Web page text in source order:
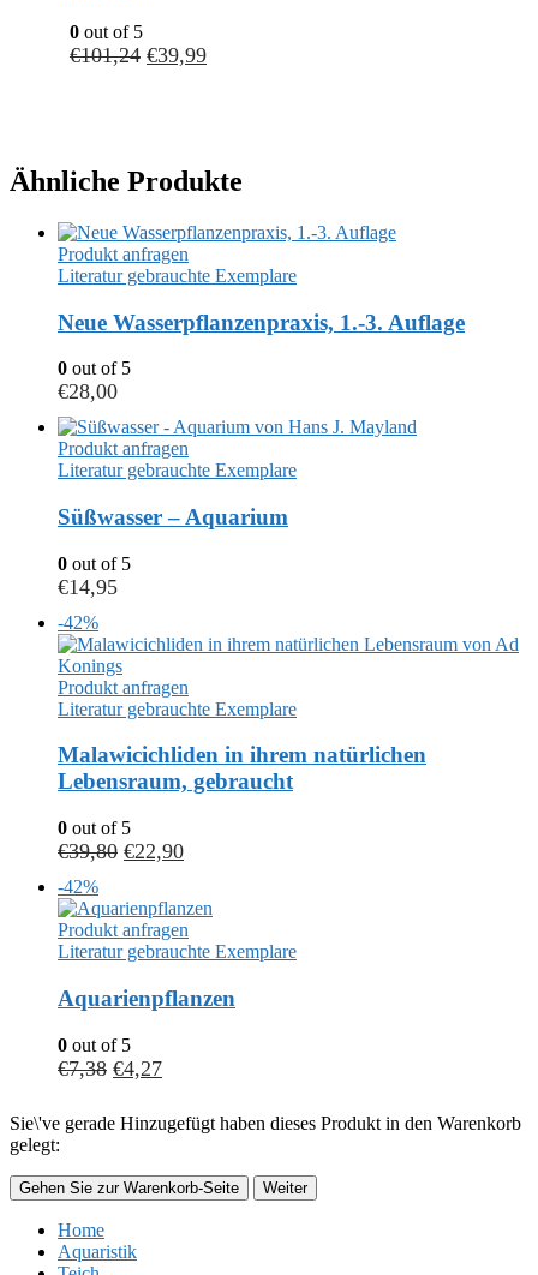
0 out of 5
€101,24 €39,99
Ähnliche Produkte
Produkt anfragen
Literatur gebrauchte Exemplare
Neue Wasserpflanzenpraxis, 1.-3. Auflage
0 out of 5
€28,00
Produkt anfragen
Literatur gebrauchte Exemplare
Süßwasser – Aquarium
0 out of 5
€14,95
-42%
Produkt anfragen
Literatur gebrauchte Exemplare
Malawicichliden in ihrem natürlichen
Lebensraum, gebraucht
0 out of 5
€39,80 €22,90
-42%
Produkt anfragen
Literatur gebrauchte Exemplare
Aquarienpflanzen
0 out of 5
€7,38 €4,27
Sie\'ve gerade Hinzugefügt haben dieses Produkt in den Warenkorb
gelegt:
Gehen Sie zur Warenkorb-Seite Weiter
Home
Aquaristik